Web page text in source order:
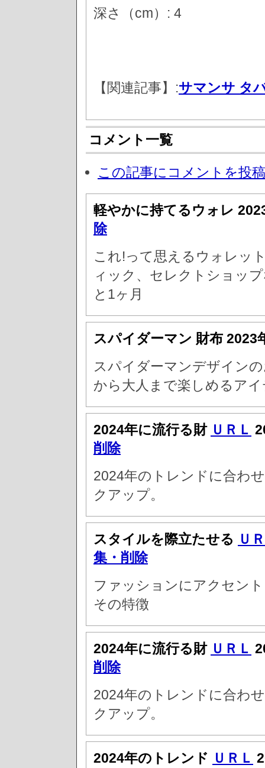
深さ（cm）: 4
【関連記事】:サマンサ タ
コメント一覧
この記事にコメントを投
軽やかに持てるウォレ
除
これ!って思えるウォレッ
ィック、セレクトショッ
と1ヶ月
スパイダーマン 財布 2023
スパイダーマンデザイン
から大人まで楽しめるア
2024年に流行る財 ＵＲＬ
削除
2024年のトレンドに合わ
クアップ。
スタイルを際立たせる Ｕ
集・削除
ファッションにアクセン
その特徴
2024年に流行る財 ＵＲＬ
削除
2024年のトレンドに合わ
クアップ。
2024年のトレンド ＵＲＬ